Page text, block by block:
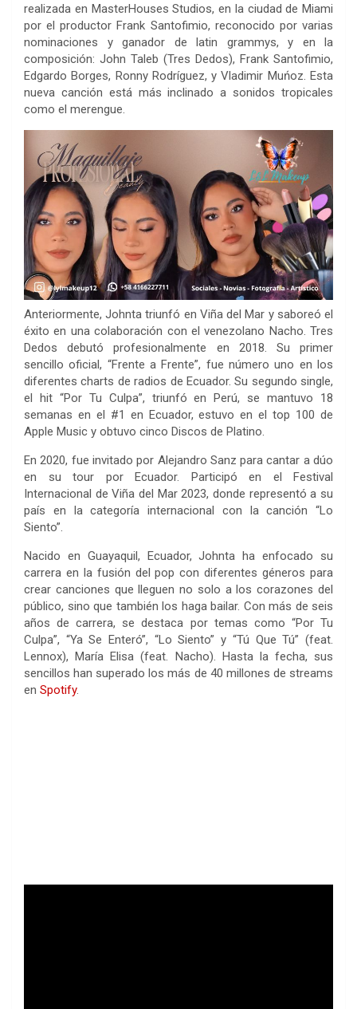
realizada en MasterHouses Studios, en la ciudad de Miami
por el productor Frank Santofimio, reconocido por varias
nominaciones y ganador de latin grammys, y en la
composición: John Taleb (Tres Dedos), Frank Santofimio,
Edgardo Borges, Ronny Rodríguez, y Vladimir Muńoz. Esta
nueva canción está más inclinado a sonidos tropicales
como el merengue.
Anteriormente, Johnta triunfó en Viña del Mar y saboreó el
éxito en una colaboración con el venezolano Nacho. Tres
Dedos debutó profesionalmente en 2018. Su primer
sencillo oficial, “Frente a Frente”, fue número uno en los
diferentes charts de radios de Ecuador. Su segundo single,
el hit “Por Tu Culpa”, triunfó en Perú, se mantuvo 18
semanas en el #1 en Ecuador, estuvo en el top 100 de
Apple Music y obtuvo cinco Discos de Platino.
En 2020, fue invitado por Alejandro Sanz para cantar a dúo
en su tour por Ecuador. Participó en el Festival
Internacional de Viña del Mar 2023, donde representó a su
país en la categoría internacional con la canción “Lo
Siento”.
Nacido en Guayaquil, Ecuador, Johnta ha enfocado su
carrera en la fusión del pop con diferentes géneros para
crear canciones que lleguen no solo a los corazones del
público, sino que también los haga bailar. Con más de seis
años de carrera, se destaca por temas como “Por Tu
Culpa”, “Ya Se Enteró”, “Lo Siento” y “Tú Que Tú” (feat.
Lennox), María Elisa (feat. Nacho). Hasta la fecha, sus
sencillos han superado los más de 40 millones de streams
en Spotify.